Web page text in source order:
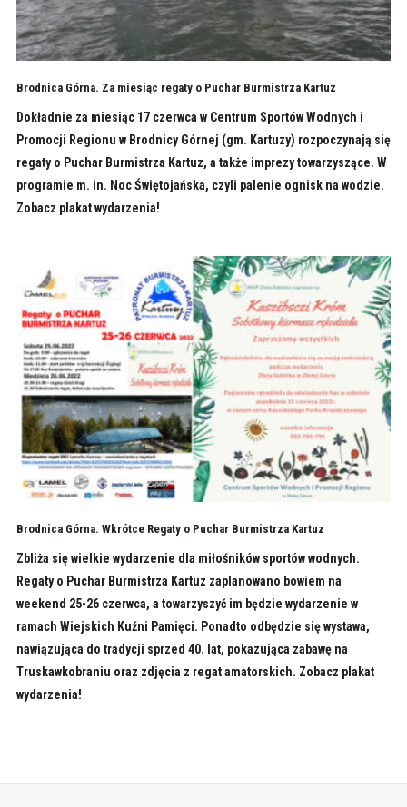
Brodnica Górna. Za miesiąc regaty o Puchar Burmistrza Kartuz
Dokładnie za miesiąc 17 czerwca w Centrum Sportów Wodnych i
Promocji Regionu w Brodnicy Górnej (gm. Kartuzy) rozpoczynają się
regaty o Puchar Burmistrza Kartuz, a także imprezy towarzyszące. W
programie m. in. Noc Świętojańska, czyli palenie ognisk na wodzie.
Zobacz plakat wydarzenia!
Brodnica Górna. Wkrótce Regaty o Puchar Burmistrza Kartuz
Zbliża się wielkie wydarzenie dla miłośników sportów wodnych.
Regaty o Puchar Burmistrza Kartuz zaplanowano bowiem na
weekend 25-26 czerwca, a towarzyszyć im będzie wydarzenie w
ramach Wiejskich Kuźni Pamięci. Ponadto odbędzie się wystawa,
nawiązująca do tradycji sprzed 40. lat, pokazująca zabawę na
Truskawkobraniu oraz zdjęcia z regat amatorskich. Zobacz plakat
wydarzenia!